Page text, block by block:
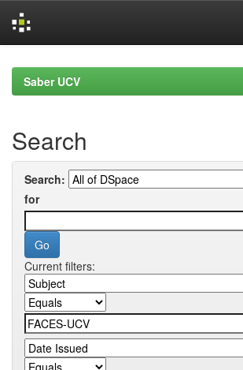
navigationSaber UCV
Search
Search:
for
Current filters: